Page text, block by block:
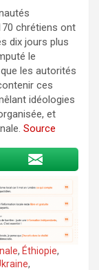
chrétiens ont
dix jours plus
le
les autorités
ces
idéologies
et
Source
, Éthiopie,
,